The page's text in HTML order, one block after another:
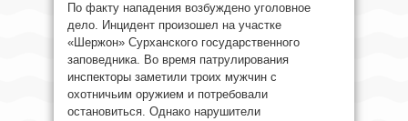
По факту нападения возбуждено уголовное
дело. Инцидент произошел на участке
«Шержон» Сурханского государственного
заповедника. Во время патрулирования
инспекторы заметили троих мужчин с
охотничьим оружием и потребовали
остановиться. Однако нарушители